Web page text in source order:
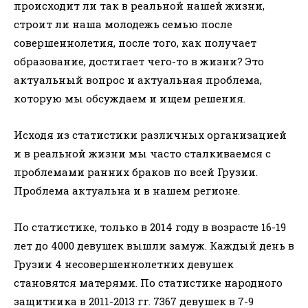
происходит ли так в реальной нашей жизни,
строит ли наша молодежь семью после
совершеннолетия, после того, как получает
образование, достигает чего-то в жизни? Это
актуальный вопрос и актуальная проблема,
которую мы обсуждаем и ищем решения.
Исходя из статистики различных организацией
и в реальной жизни мы часто сталкиваемся с
проблемами ранних браков по всей Грузии.
Проблема актуальна и в нашем регионе.
По статистике, только в 2014 году в возрасте 16-19
лет до 4000 девушек вышли замуж. Каждый день в
Грузии 4 несовершеннолетних девушек
становятся матерями. По статистике народного
защитника в 2011-2013 гг. 7367 девушек в 7-9